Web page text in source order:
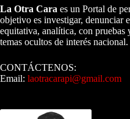
La Otra Cara es un Portal de
objetivo es investigar, denunciar
equitativa, analítica, con pruebas
temas ocultos de interés nacional.
CONTÁCTENOS:
Email: laotracarapi@gmail.com